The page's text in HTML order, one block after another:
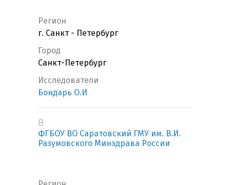
Регион
г. Санкт - Петербург
Город
Санкт-Петербург
Исследователи
Бондарь О.И
8
ФГБОУ ВО Саратовский ГМУ им. В.И.
Разумовского Минздрава России